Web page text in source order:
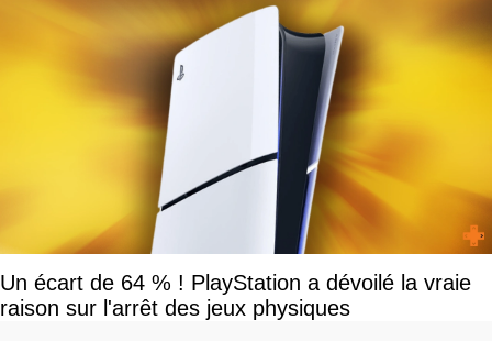
Un écart de 64 % ! PlayStation a dévoilé la vraie
raison sur l'arrêt des jeux physiques